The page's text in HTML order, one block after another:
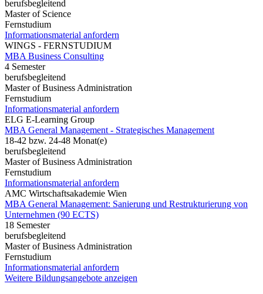
berufsbegleitend
Master of Science
Fernstudium
Informationsmaterial anfordern
WINGS - FERNSTUDIUM
MBA Business Consulting
4 Semester
berufsbegleitend
Master of Business Administration
Fernstudium
Informationsmaterial anfordern
ELG E-Learning Group
MBA General Management - Strategisches Management
18-42 bzw. 24-48 Monat(e)
berufsbegleitend
Master of Business Administration
Fernstudium
Informationsmaterial anfordern
AMC Wirtschaftsakademie Wien
MBA General Management: Sanierung und Restrukturierung von
Unternehmen (90 ECTS)
18 Semester
berufsbegleitend
Master of Business Administration
Fernstudium
Informationsmaterial anfordern
Weitere Bildungsangebote anzeigen